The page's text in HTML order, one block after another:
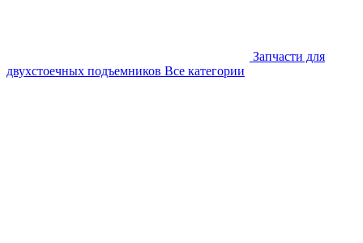
Запчасти для
двухстоечных подъемников Все категории